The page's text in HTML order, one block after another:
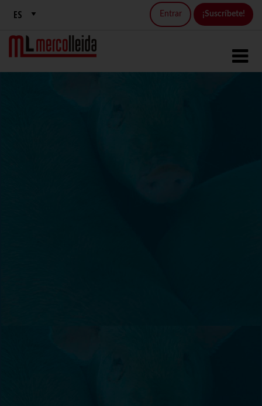
Entrar ¡Suscríbete!